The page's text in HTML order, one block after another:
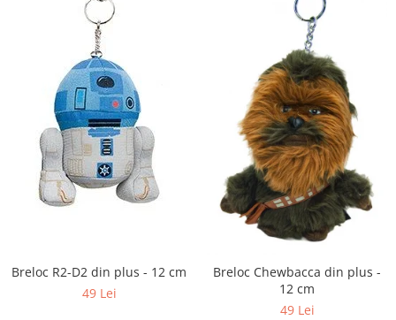
Breloc R2-D2 din plus - 12 cm
49 Lei
Breloc Chewbacca din plus -
12 cm
49 Lei